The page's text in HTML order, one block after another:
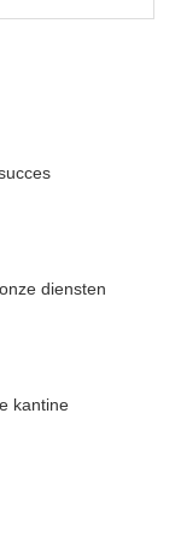
diensten
kantine